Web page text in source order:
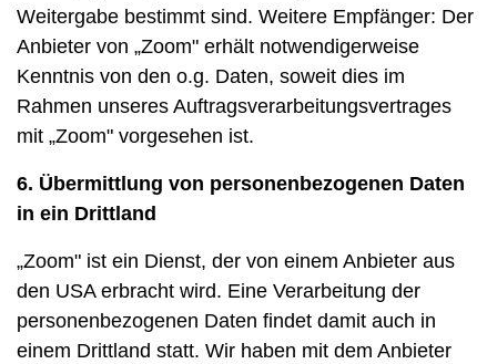
Weitergabe bestimmt sind. Weitere Empfänger: Der
Anbieter von „Zoom" erhält notwendigerweise
Kenntnis von den o.g. Daten, soweit dies im
Rahmen unseres Auftragsverarbeitungsvertrages
mit „Zoom" vorgesehen ist.
6. Übermittlung von personenbezogenen Daten
in ein Drittland
„Zoom" ist ein Dienst, der von einem Anbieter aus
den USA erbracht wird. Eine Verarbeitung der
personenbezogenen Daten findet damit auch in
einem Drittland statt. Wir haben mit dem Anbieter